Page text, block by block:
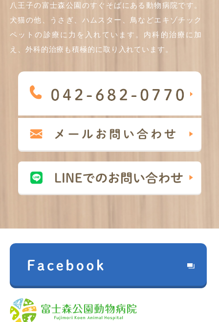
八王子の富士森公園のすぐそばにある動物病院です。
犬猫の他、うさぎ、ハムスター、鳥などエキゾチック
ペットの診療に力を入れています。内科的治療に加
え、外科的治療も積極的に取り入れています。